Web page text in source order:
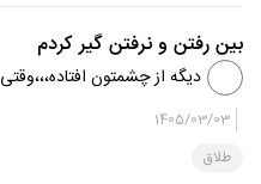
بین رفتن و نرفتن گیر کردم
دیگه از چشمتون
کنید ماندن ؟نماندن؟
1405/03/03
طلاق